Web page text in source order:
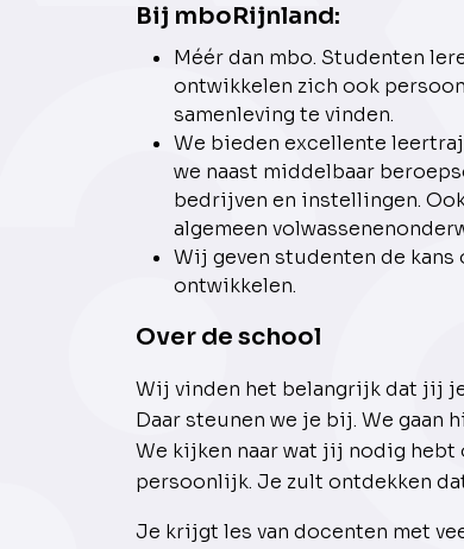
Bij mboRijnland:
Méér dan mbo. Studenten
ontwikkelen zich ook
samenleving te vinden.
We bieden excellente
we naast middelbaar
bedrijven en instellingen.
algemeen
Wij geven studenten de
ontwikkelen.
Over de school
Wij vinden het belangrijk dat jij
Daar steunen we je bij. We gaan
We kijken naar wat jij nodig
persoonlijk. Je zult ontdekken
Je krijgt les van docenten met